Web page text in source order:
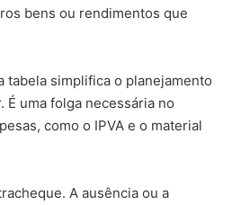
bens ou rendimentos que
tabela simplifica o planejamento
É uma folga necessária no
como o IPVA e o material
A ausência ou a